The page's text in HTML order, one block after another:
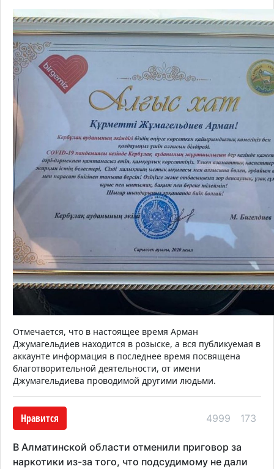
Отмечается, что в настоящее время Арман
Джумагельдиев находится в розыске, а вся публикуемая в
аккаунте информация в последнее время посвящена
благотворительной деятельности, от имени
Джумагельдиева проводимой другими людьми.
Нравится 4999 173
В Алматинской области отменили приговор за
наркотики из-за того, что подсудимому не дали